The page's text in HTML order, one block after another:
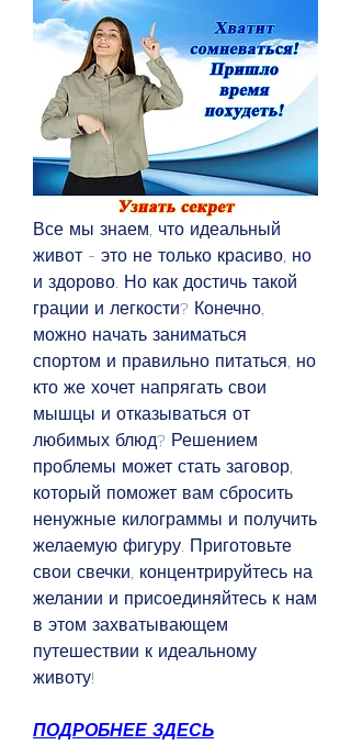
Все мы знаем, что идеальный
живот - это не только красиво, но
и здорово. Но как достичь такой
грации и легкости? Конечно,
можно начать заниматься
спортом и правильно питаться, но
кто же хочет напрягать свои
мышцы и отказываться от
любимых блюд? Решением
проблемы может стать заговор,
который поможет вам сбросить
ненужные килограммы и получить
желаемую фигуру. Приготовьте
свои свечки, концентрируйтесь на
желании и присоединяйтесь к нам
в этом захватывающем
путешествии к идеальному
животу!
ПОДРОБНЕЕ ЗДЕСЬ